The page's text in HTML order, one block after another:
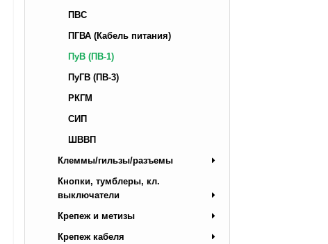
ПВС
ПГВА (Кабель питания)
ПуВ (ПВ-1)
ПуГВ (ПВ-3)
РКГМ
СИП
ШВВП
Клеммы/гильзы/разъемы
Кнопки, тумблеры, кл.
выключатели
Крепеж и метизы
Крепеж кабеля